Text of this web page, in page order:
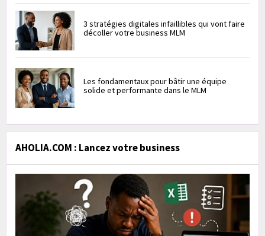
3 stratégies digitales infaillibles qui vont faire
décoller votre business MLM
Les fondamentaux pour bâtir une équipe
solide et performante dans le MLM
AHOLIA.COM : Lancez votre business